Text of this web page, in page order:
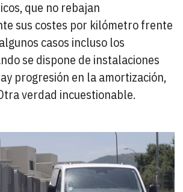
que no rebajan
sus costes por kilómetro frente
casos incluso los
se dispone de instalaciones
progresión en la amortización,
verdad incuestionable.